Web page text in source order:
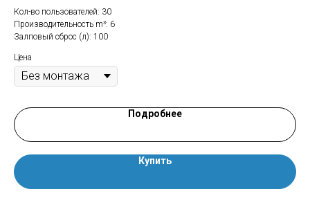
Кол-во пользователей: 30
Производительность m³: 6
Залповый сброс (л): 100
Цена
Подробнее
Купить